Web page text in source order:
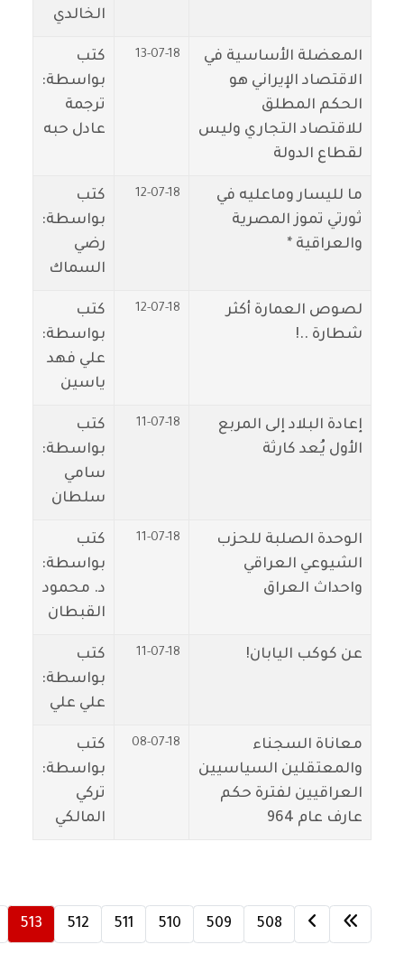
الخالدي
المعضلة الأساسية في
الاقتصاد الإيراني هو
الحكم المطلق
للاقتصاد التجاري وليس
لقطاع الدولة
13-07-18
كتب
بواسطة:
ترجمة
عادل حبه
ما لليسار وماعليه في
ثورتي تموز المصرية
والعراقية *
12-07-18
كتب
بواسطة:
رضي
السماك
لصوص العمارة أكثر
شطارة ..!
12-07-18
كتب
بواسطة:
علي فهد
ياسين
إعادة البلاد إلى المربع
الأول يُعد كارثة
11-07-18
كتب
بواسطة:
سامي
سلطان
الوحدة الصلبة للحزب
الشيوعي العراقي
واحداث العراق
11-07-18
كتب
بواسطة:
د. محمود
القبطان
عن كوكب اليابان! 11-07-18
كتب
بواسطة:
علي علي
معاناة السجناء
والمعتقلين السياسيين
العراقيين لفترة حكم
عارف عام 964
08-07-18
كتب
بواسطة:
تركي
المالكي
508
509
510
511
512
513